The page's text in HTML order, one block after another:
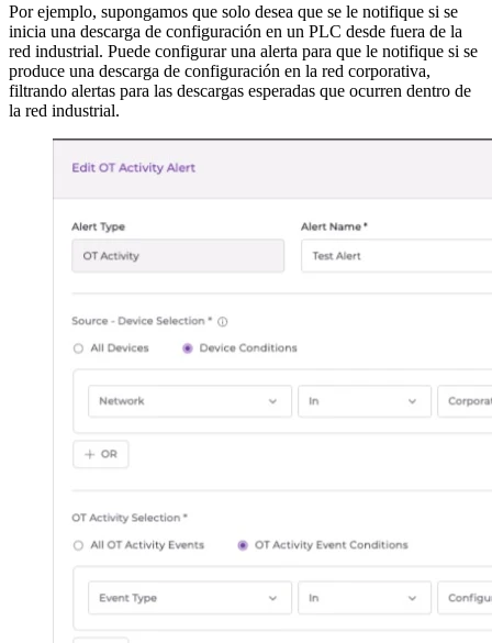
Por ejemplo, supongamos que solo desea que se le notifique si se
inicia una descarga de configuración en un PLC desde fuera de la
red industrial. Puede configurar una alerta para que le notifique si se
produce una descarga de configuración en la red corporativa,
filtrando alertas para las descargas esperadas que ocurren dentro de
la red industrial.